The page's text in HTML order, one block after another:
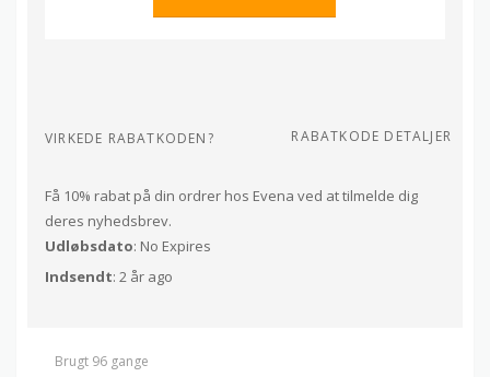
VIRKEDE RABATKODEN? RABATKODE DETALJER
Få 10% rabat på din ordrer hos Evena ved at tilmelde dig
deres nyhedsbrev.
Udløbsdato: No Expires
Indsendt: 2 år ago
Brugt 96 gange